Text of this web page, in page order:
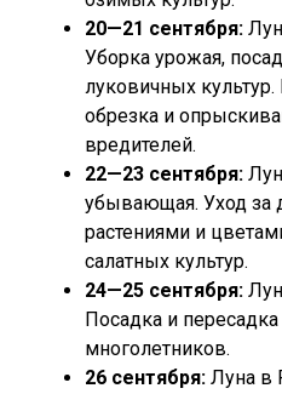
20—21 сентября:
Уборка урожая,
луковичных культур.
обрезка и
вредителей.
22—23 сентября:
убывающая. Уход за
растениями и
салатных культур.
24—25 сентября:
Посадка и
многолетников.
26 сентября: Луна в